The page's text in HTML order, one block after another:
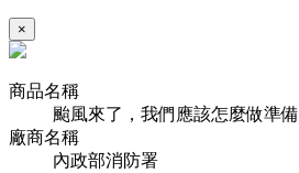
×
商品名稱
颱風來了，我們應該怎麼做準備
廠商名稱
內政部消防署